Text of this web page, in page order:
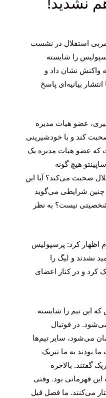
استقلال در نشست
را شایسته
واکنش نشان داد و
بیانیه‌ای پاسخ
عضو هیات مدیره
کند و با خودشیرینی
که عضو هیات مدیره یک
هیچ گونه
صحبت می‌کند؟ آیا این
شرایطی می‌گوید
نیست؟ به نظر
اظهار کرد: پرسپولیس
نشدند و لیگ را
کرد و در کنار اعضای
این تیم را شایسته
در فوتبال
می‌شود، سایر تیم‌ها
بودند به ما تبریک
گفتند. بالاخره
قهرمانی بود. وقتی
می‌کنند. ما فصل قبل